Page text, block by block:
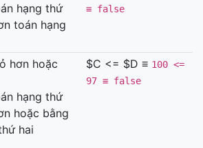
hạng thứ
toán hạng
≡ false
hơn hoặc
hạng thứ
hoặc bằng
hai
$C <= $D ≡ 100 <=
97 ≡ false